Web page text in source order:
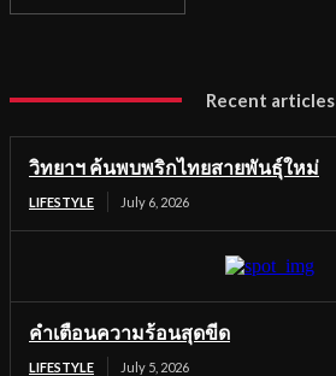
Recent articles
วิทยาฯ ค้นพบพริกไทยสายพันธุ์ใหม่
LIFESTYLE July 6, 2026
คำเตือนความร้อนสุดขีด
LIFESTYLE July 5, 2026